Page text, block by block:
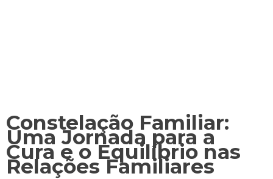
Constelação Familiar:
Uma Jornada para a
Cura e o Equilíbrio nas
Relações Familiares